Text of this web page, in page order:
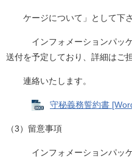
ケージについて」として下さ
インフォメーションパッケ
送付を予定しており、詳細はご
連絡いたします。​
守秘義務誓約書
（3）留意事項
インフォメーションパッケ